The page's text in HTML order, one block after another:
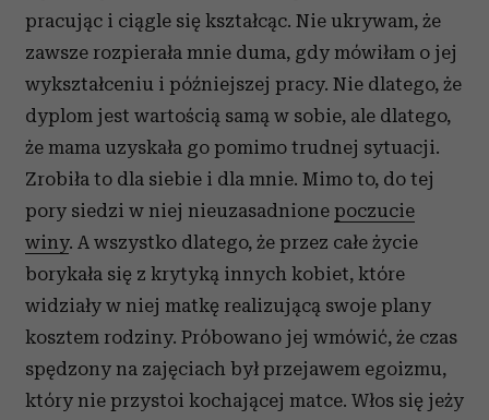
pracując i ciągle się kształcąc. Nie ukrywam, że
zawsze rozpierała mnie duma, gdy mówiłam o jej
wykształceniu i późniejszej pracy. Nie dlatego, że
dyplom jest wartością samą w sobie, ale dlatego,
że mama uzyskała go pomimo trudnej sytuacji.
Zrobiła to dla siebie i dla mnie. Mimo to, do tej
pory siedzi w niej nieuzasadnione poczucie
winy. A wszystko dlatego, że przez całe życie
borykała się z krytyką innych kobiet, które
widziały w niej matkę realizującą swoje plany
kosztem rodziny. Próbowano jej wmówić, że czas
spędzony na zajęciach był przejawem egoizmu,
który nie przystoi kochającej matce. Włos się jeży